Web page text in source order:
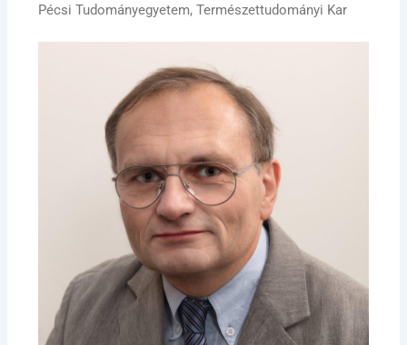
Pécsi Tudományegyetem, Természettudományi Kar